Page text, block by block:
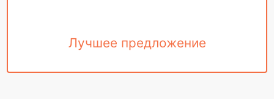
Лучшее предложение